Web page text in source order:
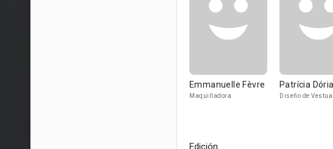
Emmanuelle Fèvre
Maquilladora
Patrícia Dória
Diseño de
Edición